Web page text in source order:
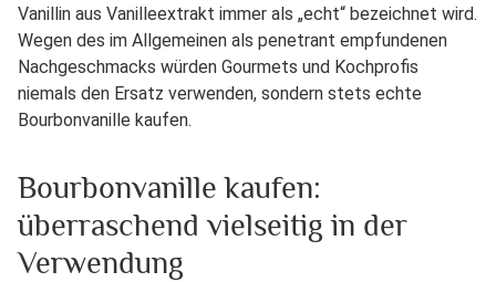
Vanillin aus Vanilleextrakt immer als „echt“ bezeichnet wird.
Wegen des im Allgemeinen als penetrant empfundenen
Nachgeschmacks würden Gourmets und Kochprofis
niemals den Ersatz verwenden, sondern stets echte
Bourbonvanille kaufen.
Bourbonvanille kaufen:
überraschend vielseitig in der
Verwendung